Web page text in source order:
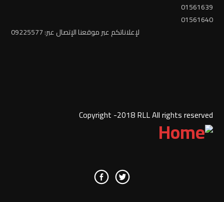
01561639
01561640
لإعلاناتكم عبر موقعنا الإتصال عبر: 09225577
Copyright -2018 RLL All rights reserved